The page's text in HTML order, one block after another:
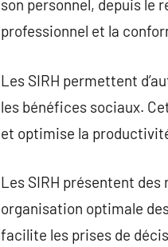
son personnel, depuis le
professionnel et la
Les SIRH permettent
les bénéfices sociaux.
et optimise la
Les SIRH présentent
organisation optimale
facilite les prises de